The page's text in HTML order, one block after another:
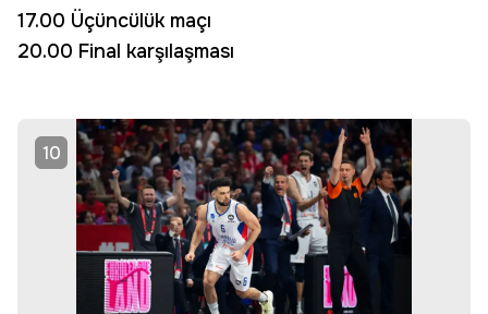
17.00 Üçüncülük maçı
20.00 Final karşılaşması
10